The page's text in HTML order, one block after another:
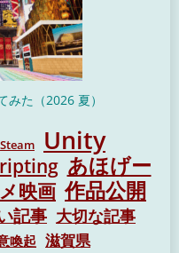
みた（2026 夏）
Steam Unity
あほげー
映画 作品公開
記事 大切な記事
喚起 滋賀県